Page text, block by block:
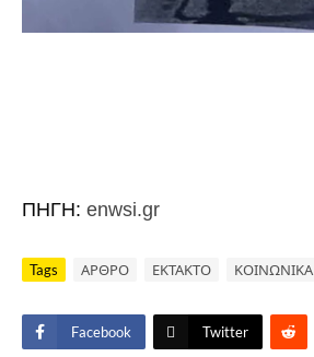
ΠΗΓΗ: enwsi.gr
Tags ΑΡΘΡΟ ΕΚΤΑΚΤΟ ΚΟΙΝΩΝΙΚΑ
Facebook Twitter